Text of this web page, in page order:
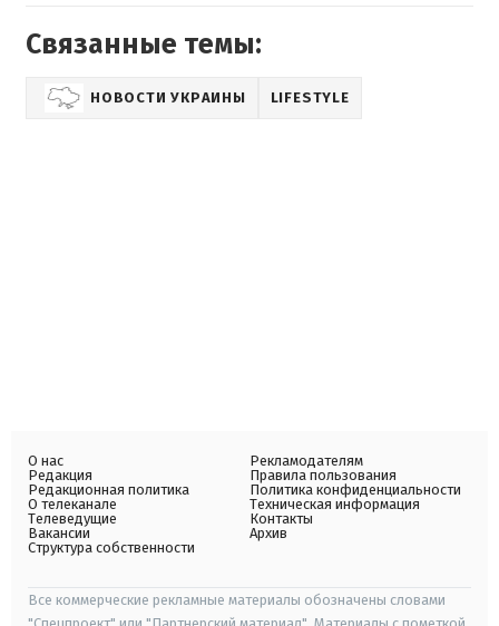
Связанные темы:
НОВОСТИ УКРАИНЫ LIFESTYLE
О нас
Редакция
Редакционная политика
О телеканале
Телеведущие
Вакансии
Структура собственности
Рекламодателям
Правила пользования
Политика конфиденциальности
Техническая информация
Контакты
Архив
Все коммерческие рекламные материалы обозначены словами